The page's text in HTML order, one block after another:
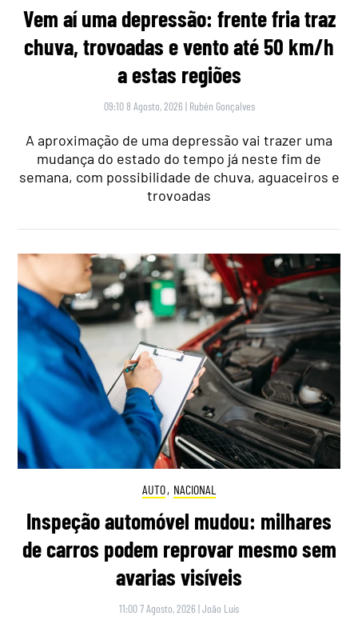
Vem aí uma depressão: frente fria traz
chuva, trovoadas e vento até 50 km/h
a estas regiões
09:10 8 Agosto, 2026 | Rubén Gonçalves
A aproximação de uma depressão vai trazer uma
mudança do estado do tempo já neste fim de
semana, com possibilidade de chuva, aguaceiros e
trovoadas
AUTO, NACIONAL
Inspeção automóvel mudou: milhares
de carros podem reprovar mesmo sem
avarias visíveis
11:00 7 Agosto, 2026 |João Luís